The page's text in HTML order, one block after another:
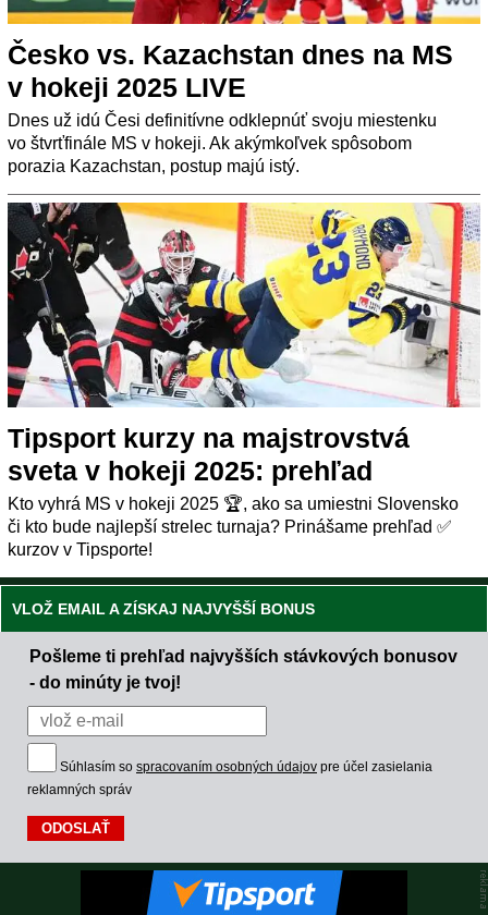
Česko vs. Kazachstan dnes na MS
v hokeji 2025 LIVE
Dnes už idú Česi definitívne odklepnúť svoju miestenku
vo štvrťfinále MS v hokeji. Ak akýmkoľvek spôsobom
porazia Kazachstan, postup majú istý.
Tipsport kurzy na majstrovstvá
sveta v hokeji 2025: prehľad
Kto vyhrá MS v hokeji 2025 🏆, ako sa umiestni Slovensko
či kto bude najlepší strelec turnaja? Prinášame prehľad ✅
kurzov v Tipsporte!
VLOŽ EMAIL A ZÍSKAJ NAJVYŠŠÍ BONUS
Pošleme ti prehľad najvyšších stávkových bonusov
- do minúty je tvoj!
Súhlasím so spracovaním osobných údajov pre účel zasielania
reklamných správ